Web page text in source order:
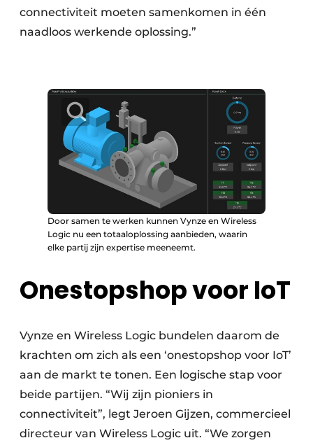
connectiviteit moeten samenkomen in één
naadloos werkende oplossing.”
Door samen te werken kunnen Vynze en Wireless
Logic nu een totaaloplossing aanbieden, waarin
elke partij zijn expertise meeneemt.
Onestopshop voor IoT
Vynze en Wireless Logic bundelen daarom de
krachten om zich als een ‘onestopshop voor IoT’
aan de markt te tonen. Een logische stap voor
beide partijen. “Wij zijn pioniers in
connectiviteit”, legt Jeroen Gijzen, commercieel
directeur van Wireless Logic uit. “We zorgen